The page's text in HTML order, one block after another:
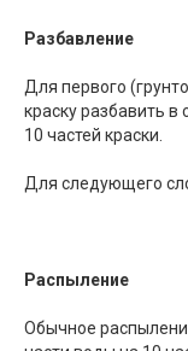
Разбавление
Для первого
краску разбавить
10 частей краски.
Для следующего
Распыление
Обычное